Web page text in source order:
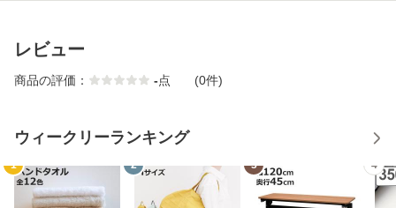
レビュー
商品の評価： -点 (0件)
ウィークリーランキング
1 2 3 4